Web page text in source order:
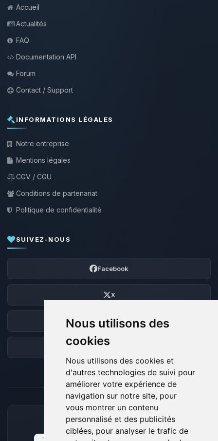
Nous utilisons des
cookies
Nous utilisons des cookies et
d'autres technologies de suivi pour
améliorer votre expérience de
navigation sur notre site, pour
vous montrer un contenu
personnalisé et des publicités
ciblées, pour analyser le trafic de
Accueil
Actualités
FAQ
Documentation API
Forum
Contact / Support
INFORMATIONS LÉGALES
Notre entreprise
Mentions légales
CGV / CGU
Conditions de partenariat
Politique de confidentialité
SUIVEZ-NOUS
Facebook
X
Discord
Forum
MOYENS DE PAIEMENT ACCEPTÉS